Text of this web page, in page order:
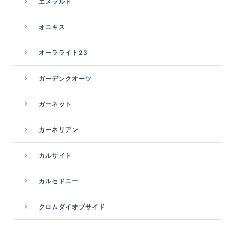
オニキス
オーラライト23
ガーデンクオーツ
ガーネット
カーネリアン
カルサイト
カルセドニー
クロムダイオプサイド